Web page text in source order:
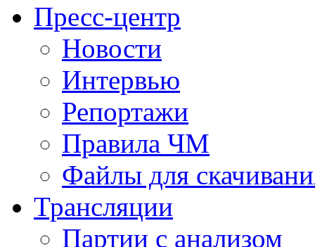
Пресс-центр
Новости
Интервью
Репортажи
Правила ЧМ
Файлы для
Трансляции
Партии с анализом